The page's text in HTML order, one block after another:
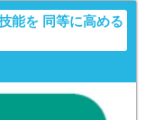
能を 同等に高める